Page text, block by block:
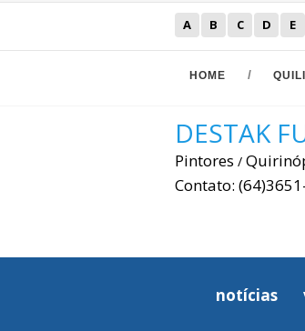
A B C D E
HOME /
DESTAK
Pintores /
Contato:
notícias